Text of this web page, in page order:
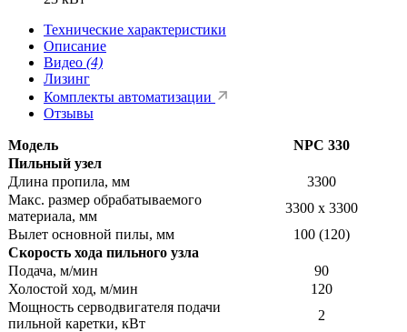
Технические характеристики
Описание
Видео (4)
Лизинг
Комплекты автоматизации
Отзывы
Модель
NPC 330
Пильный узел
Длина пропила, мм
3300
Макс. размер обрабатываемого
материала, мм
3300 x 3300
Вылет основной пилы, мм
100 (120)
Скорость хода пильного узла
Подача, м/мин
90
Холостой ход, м/мин
120
Мощность серводвигателя подачи
пильной каретки, кВт
2